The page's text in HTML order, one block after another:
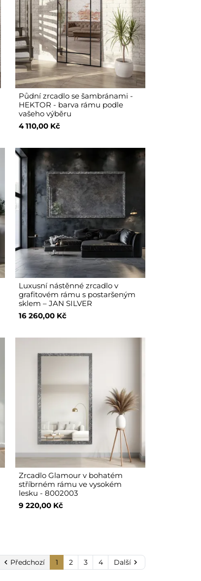
Půdní zrcadlo se šambránami -
HEKTOR - barva rámu podle
vašeho výběru
4 110,00 Kč
Luxusní nástěnné zrcadlo v
grafitovém rámu s postaršeným
sklem – JAN SILVER
16 260,00 Kč
Zrcadlo Glamour v bohatém
stříbrném rámu ve vysokém
lesku - 8002003
9 220,00 Kč
 Předchozí 1 2 3 4 Další